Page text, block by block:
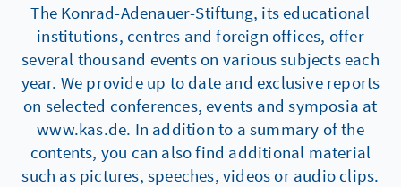
The Konrad-Adenauer-Stiftung, its educational
institutions, centres and foreign offices, offer
several thousand events on various subjects each
year. We provide up to date and exclusive reports
on selected conferences, events and symposia at
www.kas.de. In addition to a summary of the
contents, you can also find additional material
such as pictures, speeches, videos or audio clips.